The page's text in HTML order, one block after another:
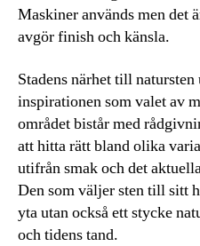
Maskiner används men det
avgör finish och känsla.
Stadens närhet till
inspirationen som valet av
området bistår med
att hitta rätt bland olika
utifrån smak och det
Den som väljer sten till sitt
yta utan också ett stycke
och tidens tand.